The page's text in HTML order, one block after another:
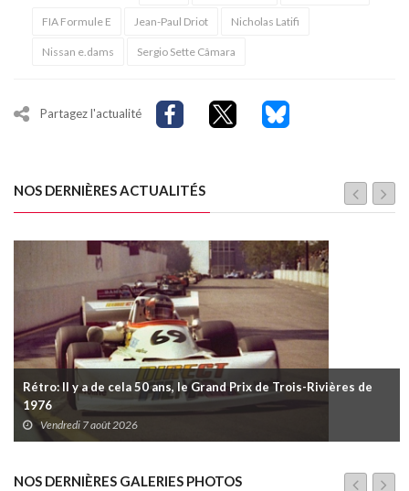
FIA Formule E Jean-Paul Driot Nicholas Latifi
Nissan e.dams Sergio Sette Câmara
Partagez l'actualité
NOS DERNIÈRES ACTUALITÉS
Rétro: Il y a de cela 50 ans, le Grand Prix de Trois-Rivières de
1976
Vendredi 7 août 2026
NOS DERNIÈRES GALERIES PHOTOS